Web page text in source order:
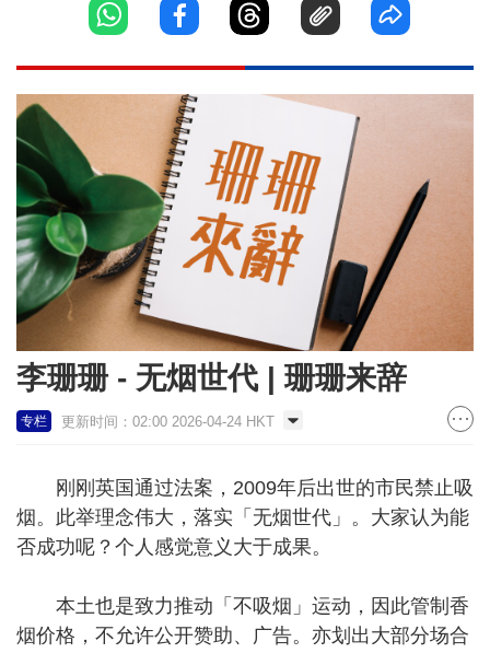
李珊珊 - 无烟世代 | 珊珊来辞
专栏 更新时间：02:00 2026-04-24 HKT
刚刚英国通过法案，2009年后出世的市民禁止吸
烟。此举理念伟大，落实「无烟世代」。大家认为能
否成功呢？个人感觉意义大于成果。
本土也是致力推动「不吸烟」运动，因此管制香
烟价格，不允许公开赞助、广告。亦划出大部分场合